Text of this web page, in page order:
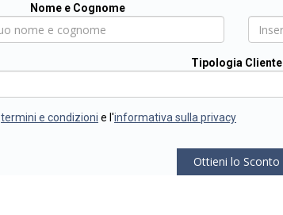
Nome e Cognome
Tipologia Cliente
termini e condizioni e l'informativa sulla privacy
Ottieni lo Sconto